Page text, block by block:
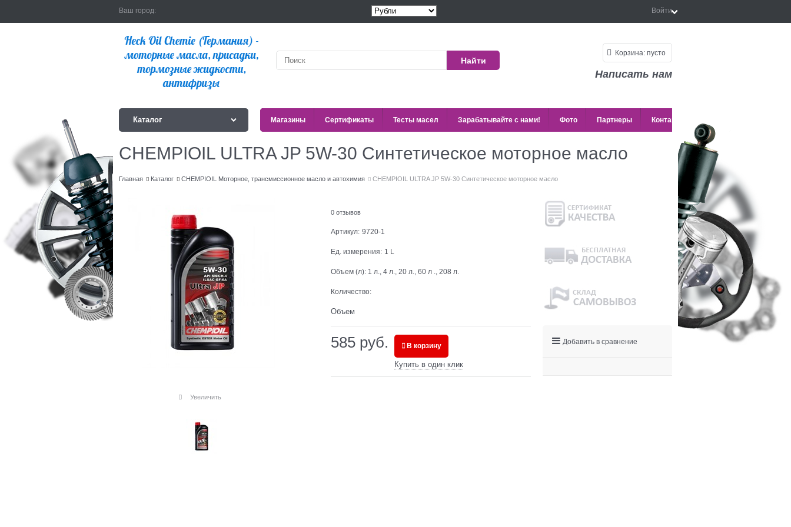
Ваш город: Войти
Найти
Корзина: пусто
Написать нам
Каталог Магазины Сертификаты Тесты масел Зарабатывайте с нами! Фото Партнеры Контакты
CHEMPIOIL ULTRA JP 5W-30 Синтетическое моторное масло
Главная Каталог CHEMPIOIL Моторное, трансмиссионное масло и автохимия CHEMPIOIL ULTRA JP 5W-30 Синтетическое моторное масло
Увеличить
0 отзывов
Артикул: 9720-1
Ед. измерения: 1 L
Объем (л): 1 л., 4 л., 20 л., 60 л ., 208 л.
Количество:
Объем
585 руб. В корзину
Купить в один клик
Добавить в сравнение